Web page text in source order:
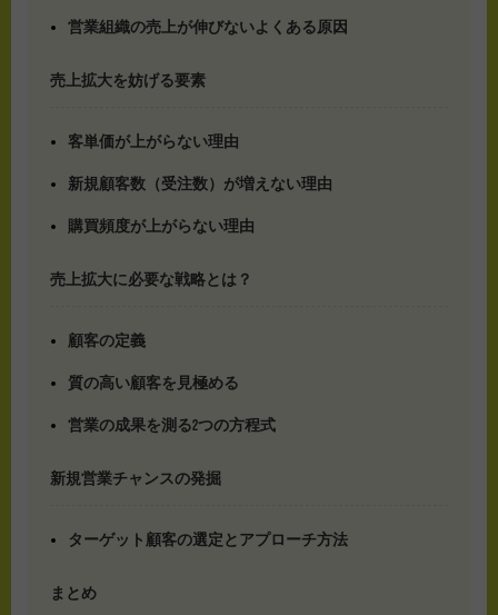
営業組織の売上が伸びないよくある原因
売上拡大を妨げる要素
客単価が上がらない理由
新規顧客数（受注数）が増えない理由
購買頻度が上がらない理由
売上拡大に必要な戦略とは？
顧客の定義
質の高い顧客を見極める
営業の成果を測る2つの方程式
新規営業チャンスの発掘
ターゲット顧客の選定とアプローチ方法
まとめ